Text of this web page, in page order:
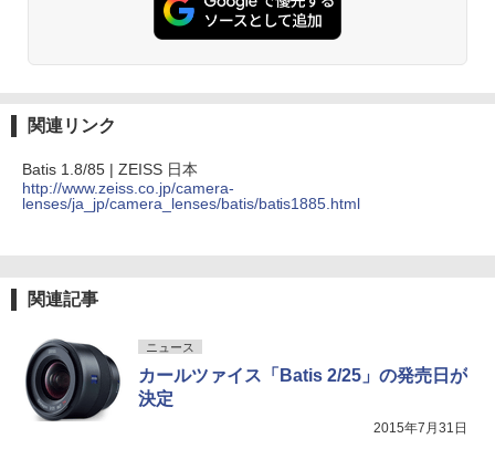
関連リンク
Batis 1.8/85 | ZEISS 日本
http://www.zeiss.co.jp/camera-
lenses/ja_jp/camera_lenses/batis/batis1885.html
関連記事
ニュース
カールツァイス「Batis 2/25」の発売日が
決定
2015年7月31日